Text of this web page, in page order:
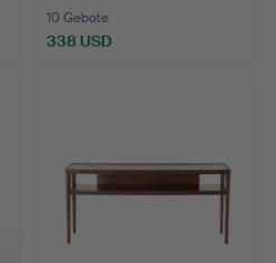
10 Gebote
338 USD